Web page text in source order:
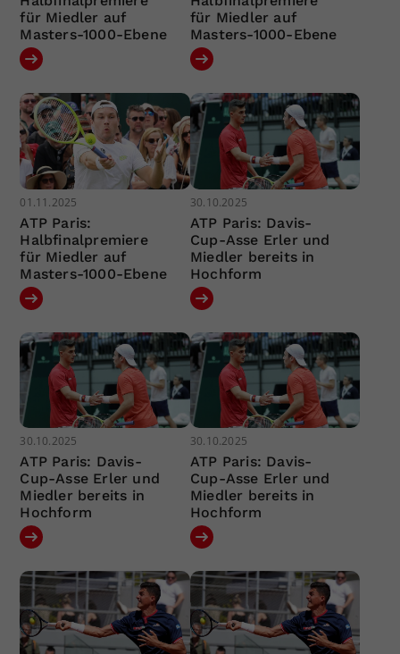
für Miedler auf
Masters-1000-Ebene
für Miedler auf
Masters-1000-Ebene
01.11.2025
ATP Paris:
Halbfinalpremiere
für Miedler auf
Masters-1000-Ebene
30.10.2025
ATP Paris: Davis-
Cup-Asse Erler und
Miedler bereits in
Hochform
30.10.2025
ATP Paris: Davis-
Cup-Asse Erler und
Miedler bereits in
Hochform
30.10.2025
ATP Paris: Davis-
Cup-Asse Erler und
Miedler bereits in
Hochform